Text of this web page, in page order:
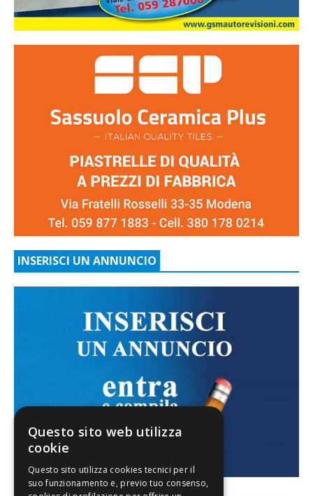
INSERISCI UN ANNUNCIO
Questo sito web utilizza
cookie